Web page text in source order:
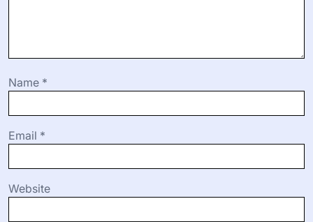
Name *
Email *
Website